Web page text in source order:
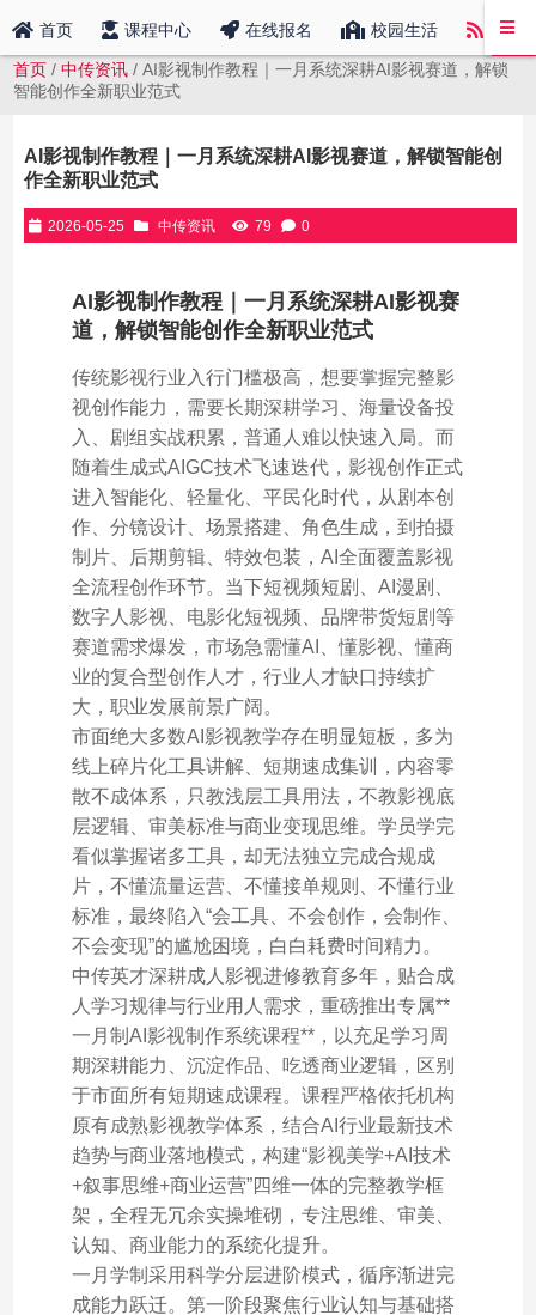
首页 课程中心 在线报名 校园生活 中传
首页 /中传资讯 / AI影视制作教程｜一月系统深耕AI影视赛道，解锁
智能创作全新职业范式
AI影视制作教程｜一月系统深耕AI影视赛道，解锁智能创
作全新职业范式
2026-05-25 中传资讯 79 0
AI影视制作教程｜一月系统深耕AI影视赛
道，解锁智能创作全新职业范式
传统影视行业入行门槛极高，想要掌握完整影
视创作能力，需要长期深耕学习、海量设备投
入、剧组实战积累，普通人难以快速入局。而
随着生成式AIGC技术飞速迭代，影视创作正式
进入智能化、轻量化、平民化时代，从剧本创
作、分镜设计、场景搭建、角色生成，到拍摄
制片、后期剪辑、特效包装，AI全面覆盖影视
全流程创作环节。当下短视频短剧、AI漫剧、
数字人影视、电影化短视频、品牌带货短剧等
赛道需求爆发，市场急需懂AI、懂影视、懂商
业的复合型创作人才，行业人才缺口持续扩
大，职业发展前景广阔。
市面绝大多数AI影视教学存在明显短板，多为
线上碎片化工具讲解、短期速成集训，内容零
散不成体系，只教浅层工具用法，不教影视底
层逻辑、审美标准与商业变现思维。学员学完
看似掌握诸多工具，却无法独立完成合规成
片，不懂流量运营、不懂接单规则、不懂行业
标准，最终陷入“会工具、不会创作，会制作、
不会变现”的尴尬困境，白白耗费时间精力。
中传英才深耕成人影视进修教育多年，贴合成
人学习规律与行业用人需求，重磅推出专属**
一月制AI影视制作系统课程**，以充足学习周
期深耕能力、沉淀作品、吃透商业逻辑，区别
于市面所有短期速成课程。课程严格依托机构
原有成熟影视教学体系，结合AI行业最新技术
趋势与商业落地模式，构建“影视美学+AI技术
+叙事思维+商业运营”四维一体的完整教学框
架，全程无冗余实操堆砌，专注思维、审美、
认知、商业能力的系统化提升。
一月学制采用科学分层进阶模式，循序渐进完
成能力跃迁。第一阶段聚焦行业认知与基础搭